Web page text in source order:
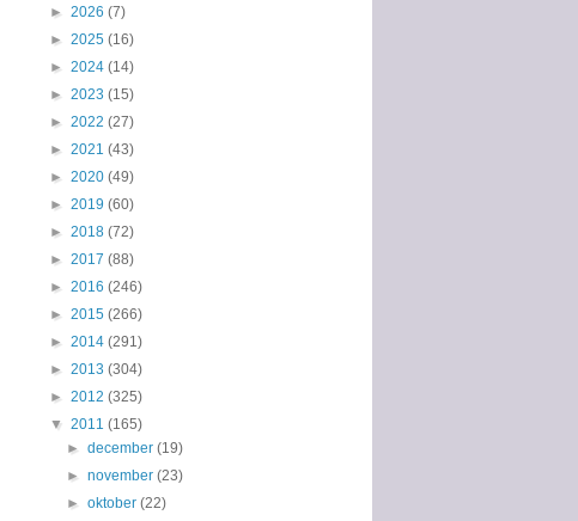
► 2026 (7)
► 2025 (16)
► 2024 (14)
► 2023 (15)
► 2022 (27)
► 2021 (43)
► 2020 (49)
► 2019 (60)
► 2018 (72)
► 2017 (88)
► 2016 (246)
► 2015 (266)
► 2014 (291)
► 2013 (304)
► 2012 (325)
▼ 2011 (165)
►december(19)
►november(23)
►oktober(22)